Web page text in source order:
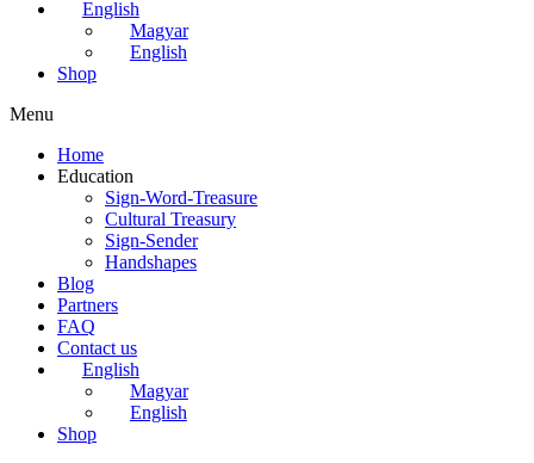
English
Magyar
English
Shop
Menu
Home
Education
Sign-Word-Treasure
Cultural Treasury
Sign-Sender
Handshapes
Blog
Partners
FAQ
Contact us
English
Magyar
English
Shop